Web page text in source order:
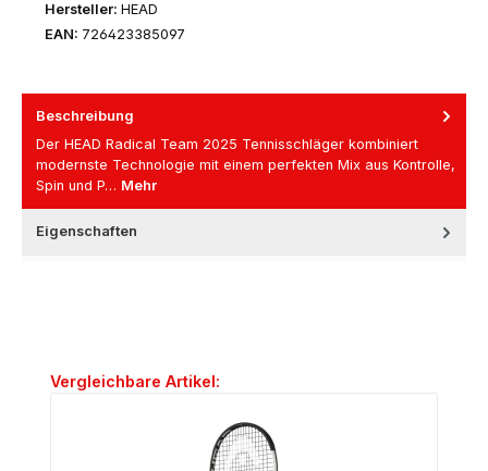
Hersteller: HEAD
EAN: 726423385097
Beschreibung
Der HEAD Radical Team 2025 Tennisschläger kombiniert
modernste Technologie mit einem perfekten Mix aus Kontrolle,
Spin und P… Mehr
Eigenschaften
Produktgalerie überspringen
Vergleichbare Artikel: